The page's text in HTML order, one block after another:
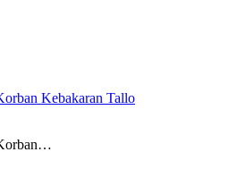
Kebakaran Tallo